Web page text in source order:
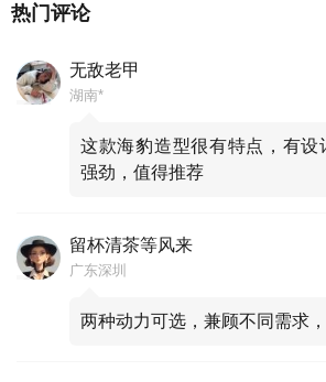
热门评论
无敌老甲
湖南*
这款海豹造型很有特点，有设
强劲，值得推荐
留杯清茶等风来
广东深圳
两种动力可选，兼顾不同需求